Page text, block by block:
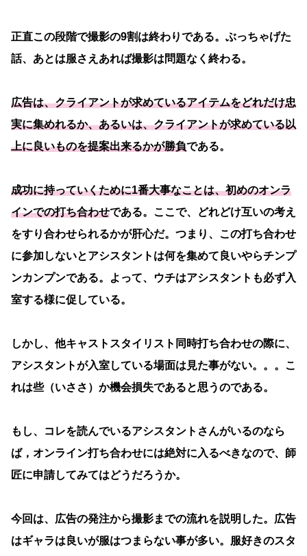
正直この段階で撮影の9割は終わりである。ぶっちゃげた
話、あとは服さえあれば撮影は問題なく終わる。
広告は、クライアントが求めているアイテムをどれだけ忠
実に集めれるか、あるいは、クライアントが求めている以
上に良いものを提案出来るかが勝負である。
成功に持っていくために1番大事なことは、初めのオンラ
インでの打ち合わせである。ここで、どれどけ互いの考え
をすり合わせられるかが肝心だ。つまり、この打ち合わせ
に参加しないとアシスタントは何を集めて良いやらチンプ
ンカンプンである。よって、ウチはアシスタントも必ず入
室する様に促している。
しかし、他キャストスタイリスト同時打ち合わせの際に、
アシスタントが入室している場面は見た事がない。。。こ
れは些（いささ）か機会損失であると思うのである。
もし、コレを読んでいるアシスタントさんがいるのなら
ば，オンライン打ち合わせには絶対に入るべきなので、師
匠に申請してみてはどうだろうか。
今回は、広告の発注から撮影までの流れを説明した。広告
はギャラは良いが服はつまらない事が多い。服好きのスタ